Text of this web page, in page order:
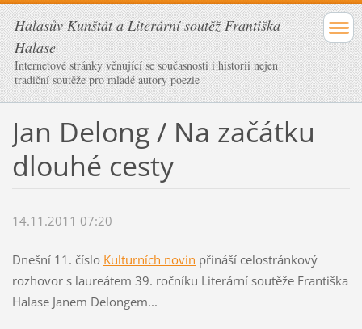
Halasův Kunštát a Literární soutěž Františka
Halase
Internetové stránky věnující se současnosti i historii nejen
tradiční soutěže pro mladé autory poezie
Jan Delong / Na začátku
dlouhé cesty
14.11.2011 07:20
Dnešní 11. číslo Kulturních novin přináší celostránkový
rozhovor s laureátem 39. ročníku Literární soutěže Františka
Halase Janem Delongem...